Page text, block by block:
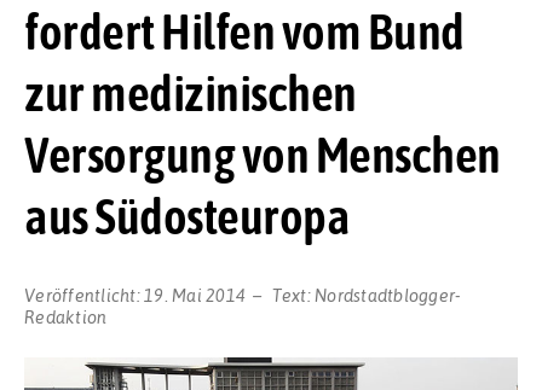
fordert Hilfen vom Bund
zur medizinischen
Versorgung von Menschen
aus Südosteuropa
Veröffentlicht: 19. Mai 2014 Text: Nordstadtblogger-
Redaktion